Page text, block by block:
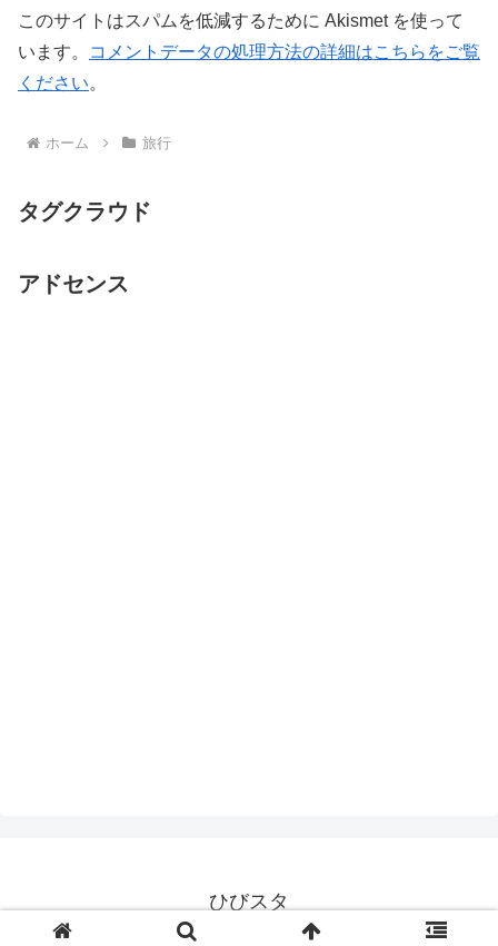
このサイトはスパムを低減するために Akismet を使って
います。
コメントデータの処理方法の詳細はこちらをご覧
ください。
ホーム 旅行
タグクラウド
アドセンス
ひびスタ
© 2017 ひびスタ.